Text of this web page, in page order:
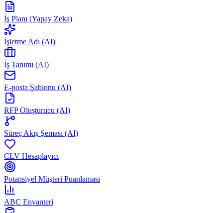
İş Planı (Yapay Zeka)
İşletme Adı (AI)
İş Tanımı (AI)
E-posta Şablonu (AI)
RFP Oluşturucu (AI)
Süreç Akış Şeması (AI)
CLV Hesaplayıcı
Potansiyel Müşteri Puanlaması
ABC Envanteri